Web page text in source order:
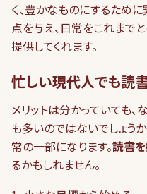
く、豊かなものにするため
点を与え、日常をこれまで
提供してくれます。
忙しい現代人でも読
メリットは分かっていても
も多いのではないでしょう
常の一部になります。読書
るかもしれません。